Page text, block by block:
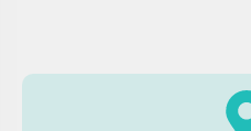
ارائه‌ها و کارهای گروهی.